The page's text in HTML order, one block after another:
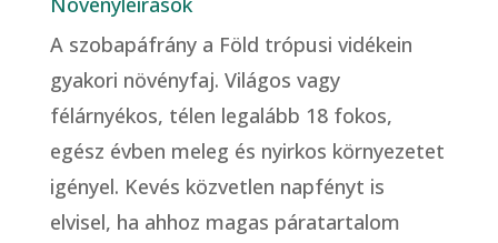
A szobapáfrány a Föld trópusi vidékein
gyakori növényfaj. Világos vagy
félárnyékos, télen legalább 18 fokos,
egész évben meleg és nyirkos környezetet
igényel. Kevés közvetlen napfényt is
elvisel, ha ahhoz magas páratartalom